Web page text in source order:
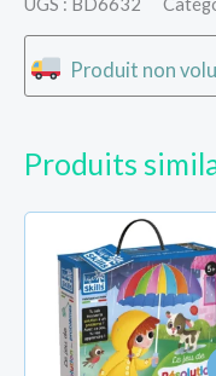
Produit non
Produits